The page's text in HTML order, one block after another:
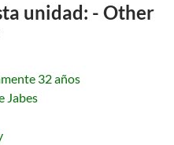
unidad: - Other
32 años
Jabes